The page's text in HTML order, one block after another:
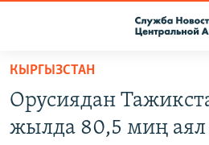
Вернуться
основному
содержанию
ПОДПИСКА
КЫРГЫЗСТАН
Орусиядан
жылда 80,5 миң